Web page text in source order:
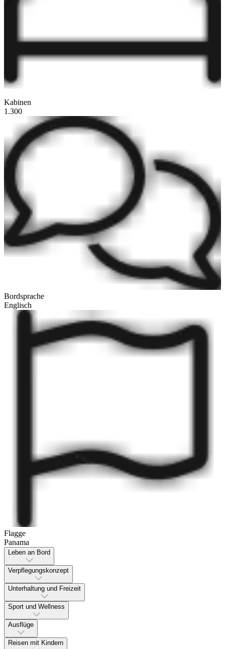
Kabinen
1.300
Bordsprache
Englisch
Flagge
Panama
Leben an Bord
Verpflegungskonzept
Unterhaltung und Freizeit
Sport und Wellness
Ausflüge
Reisen mit Kindern